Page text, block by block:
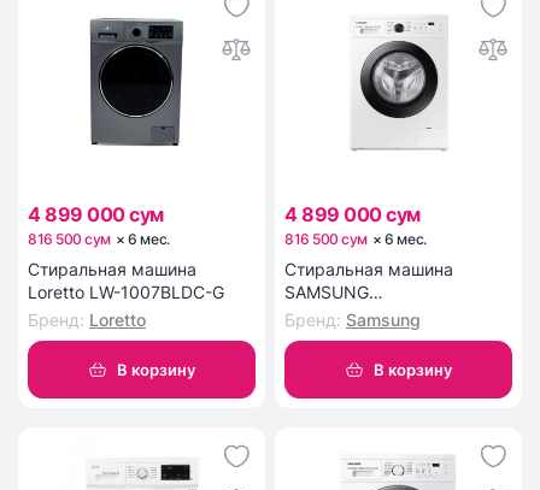
4 899 000 сум
816 500 сум ×6 мес.
Стиральная машина
Loretto LW-1007BLDC-G
Бренд: Loretto
В корзину
4 899 000 сум
816 500 сум ×6 мес.
Стиральная машина
SAMSUNG
WW65AG4S21CELD 6,5 кг
Бренд: Samsung
В корзину